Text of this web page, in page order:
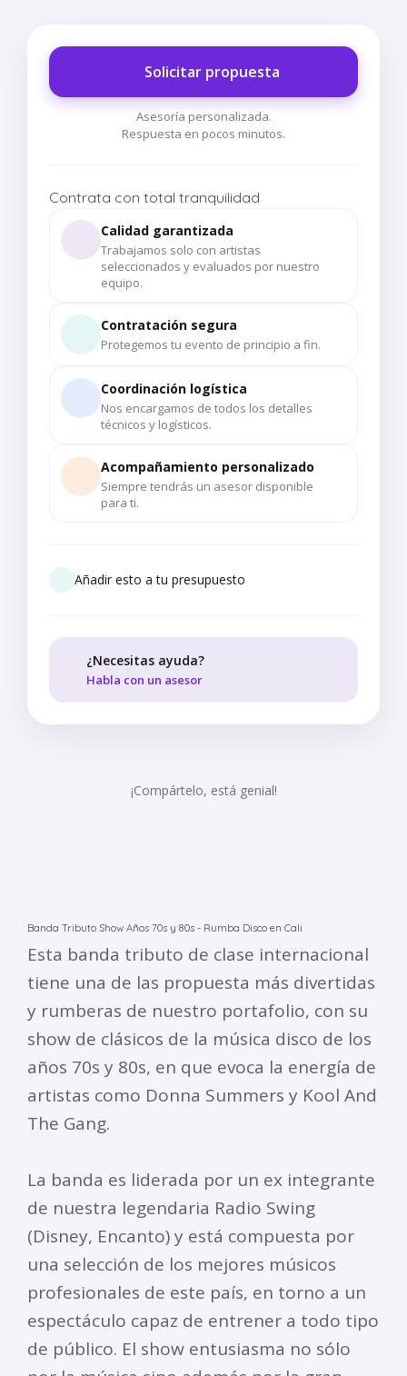
Solicitar propuesta
Asesoría personalizada.
Respuesta en pocos minutos.
Contrata con total tranquilidad
Calidad garantizada
Trabajamos solo con artistas
seleccionados y evaluados por nuestro
equipo.
Contratación segura
Protegemos tu evento de principio a fin.
Coordinación logística
Nos encargamos de todos los detalles
técnicos y logísticos.
Acompañamiento personalizado
Siempre tendrás un asesor disponible
para ti.
Añadir esto a tu presupuesto
¿Necesitas ayuda?
Habla con un asesor
¡Compártelo, está genial!
Banda Tributo Show Años 70s y 80s - Rumba Disco en Cali
Esta banda tributo de clase internacional
tiene una de las propuesta más divertidas
y rumberas de nuestro portafolio, con su
show de clásicos de la música disco de los
años 70s y 80s, en que evoca la energía de
artistas como Donna Summers y Kool And
The Gang.
La banda es liderada por un ex integrante
de nuestra legendaria Radio Swing
(Disney, Encanto) y está compuesta por
una selección de los mejores músicos
profesionales de este país, en torno a un
espectáculo capaz de entrener a todo tipo
de público. El show entusiasma no sólo